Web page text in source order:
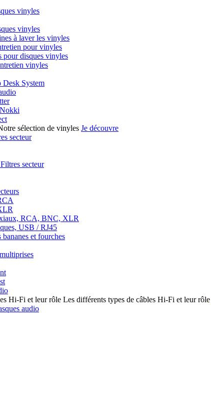
vinyles
vinyles
à laver les vinyles
pour vinyles
pour disques vinyles
vinyles
Desk System
sélection de vinyles Je découvre
secteur
secteur
RCA, BNC, XLR
USB / RJ45
et fourches
Les différents types de câbles Hi-Fi et leur rôle
audio